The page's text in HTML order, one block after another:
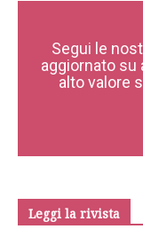
Segui le
aggiornato su
alto valore
Leggi la rivista